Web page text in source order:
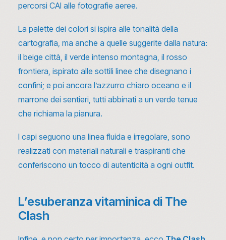
percorsi CAI alle fotografie aeree.
La palette dei colori si ispira alle tonalità della
cartografia, ma anche a quelle suggerite dalla natura:
il beige città, il verde intenso montagna, il rosso
frontiera, ispirato alle sottili linee che disegnano i
confini; e poi ancora l’azzurro chiaro oceano e il
marrone dei sentieri, tutti abbinati a un verde tenue
che richiama la pianura.
I capi seguono una linea fluida e irregolare, sono
realizzati con materiali naturali e traspiranti che
conferiscono un tocco di autenticità a ogni outfit.
L’esuberanza vitaminica di The
Clash